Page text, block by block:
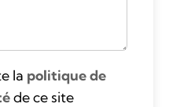
la politique de
de ce site